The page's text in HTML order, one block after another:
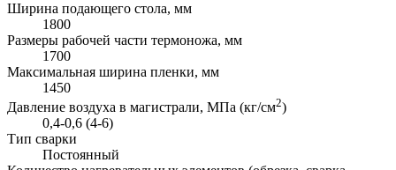
Ширина подающего стола, мм
1800
Размеры рабочей части термоножа, мм
1700
Максимальная ширина пленки, мм
1450
Давление воздуха в магистрали, МПа (кг/см2)
0,4-0,6 (4-6)
Тип сварки
Постоянный